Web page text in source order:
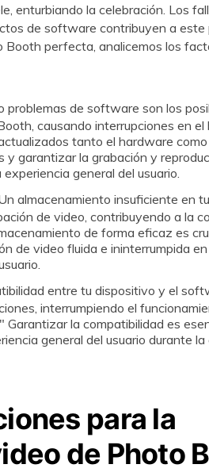
enturbiando la celebración. Los
de software contribuyen a este
perfecta, analicemos los
problemas de software son los
causando interrupciones en el
tanto el hardware
y garantizar la grabación y
general del usuario.
almacenamiento insuficiente en
de video, contribuyendo a la
de forma eficaz es
de video fluida e ininterrumpida
entre tu dispositivo y el
interrumpiendo el
la compatibilidad es
general del usuario durante la
para la
de Photo